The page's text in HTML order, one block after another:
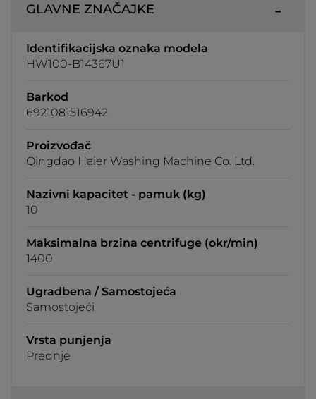
GLAVNE ZNAČAJKE
Identifikacijska oznaka modela
HW100-B14367U1
Barkod
6921081516942
Proizvođač
Qingdao Haier Washing Machine Co. Ltd.
Nazivni kapacitet - pamuk (kg)
10
Maksimalna brzina centrifuge (okr/min)
1400
Ugradbena / Samostojeća
Samostojeći
Vrsta punjenja
Prednje